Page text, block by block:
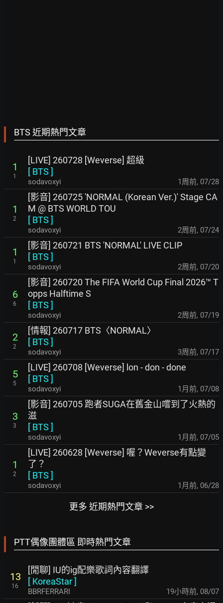
BTS 近期熱門文章
1
1
[LIVE] 260728 [Weverse] 超級
[ BTS ]
sodavoxyi 1周前, 07/28
1
2
[影音] 260725 'NORMAL (Korean Ver.)' Stage CA
M @ BTS WORLD TOU
[ BTS ]
sodavoxyi 2周前, 07/24
1
1
[影音] 260721 BTS 'NORMAL' LIVE CLIP
[ BTS ]
sodavoxyi 2周前, 07/20
6
6
[影音] 260720 The FIFA World Cup Final 2026™ T
opps Halftime S
[ BTS ]
sodavoxyi 2周前, 07/19
2
2
[情報] 260717 BTS〈NORMAL〉
[ BTS ]
sodavoxyi 3周前, 07/17
5
5
[LIVE] 260708 [Weverse] lon - don - done
[ BTS ]
sodavoxyi 1月前, 07/08
3
3
[影音] 260705 跑者SUGA在舊金山嚐到了火熱的
滋
[ BTS ]
sodavoxyi 1月前, 07/05
1
2
[LIVE] 260628 [Weverse] 喔？Weverse有點變
了？
[ BTS ]
sodavoxyi 1月前, 06/28
更多 近期熱門文章 >>
PTT偶像團體區 即時熱門文章
13
16
[閒聊] IU的ig配樂歌詞內容翻譯
[ KoreaStar]
BBRFERRARI 19小時前, 08/07